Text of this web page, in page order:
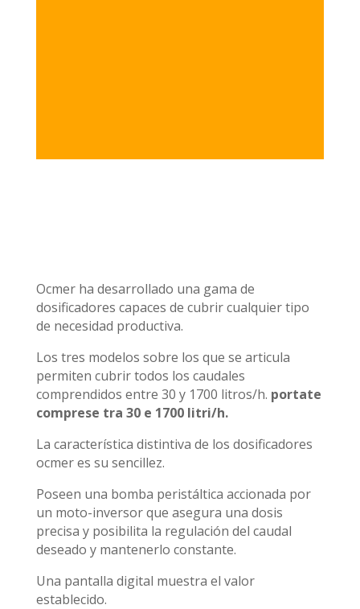
Ocmer ha desarrollado una gama de
dosificadores capaces de cubrir cualquier tipo
de necesidad productiva.
Los tres modelos sobre los que se articula
permiten cubrir todos los caudales
comprendidos entre 30 y 1700 litros/h. portate
comprese tra 30 e 1700 litri/h.
La característica distintiva de los dosificadores
ocmer es su sencillez.
Poseen una bomba peristáltica accionada por
un moto-inversor que asegura una dosis
precisa y posibilita la regulación del caudal
deseado y mantenerlo constante.
Una pantalla digital muestra el valor
establecido.